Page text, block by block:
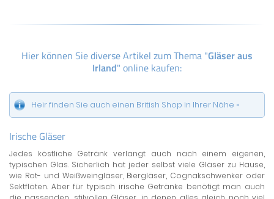
Hier können Sie diverse Artikel zum Thema "Gläser aus
Irland" online kaufen:
Heir finden Sie auch einen British Shop in Ihrer Nähe »
Irische Gläser
Jedes köstliche Getränk verlangt auch nach einem eigenen,
typischen Glas. Sicherlich hat jeder selbst viele Gläser zu Hause,
wie Rot- und Weißweingläser, Biergläser, Cognakschwenker oder
Sektflöten. Aber für typisch irische Getränke benötigt man auch